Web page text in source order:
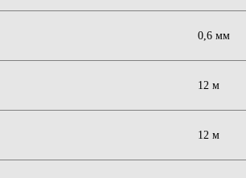
0,6 мм
12 м
12 м